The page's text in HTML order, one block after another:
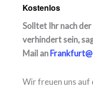
Kostenlos
Solltet Ihr nach
verhindert sein,
Mail an
Wir freuen uns